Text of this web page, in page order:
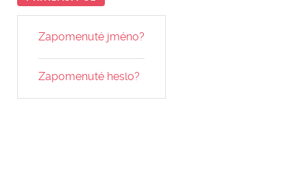
Zapomenuté jméno?
Zapomenuté heslo?